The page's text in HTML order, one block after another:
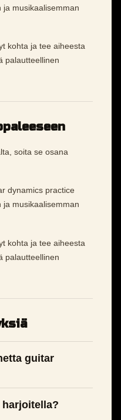
musikaalisemman
kohta ja tee aiheesta
palautteellinen
soita se osana
dynamics practice
musikaalisemman
kohta ja tee aiheesta
palautteellinen
guitar